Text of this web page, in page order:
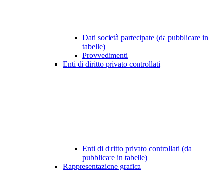
Dati società partecipate (da pubblicare in
tabelle)
Provvedimenti
Enti di diritto privato controllati
Enti di diritto privato controllati (da
pubblicare in tabelle)
Rappresentazione grafica